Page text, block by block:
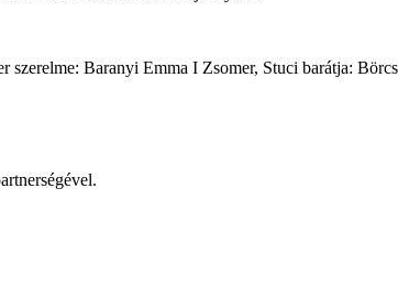
Baranyi Emma I Zsomer, Stuci barátja: